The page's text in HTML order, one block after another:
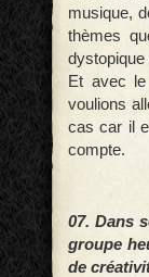
musique,
thèmes
Et avec
voulions
cas car il
compte.
07. Dans
groupe
de